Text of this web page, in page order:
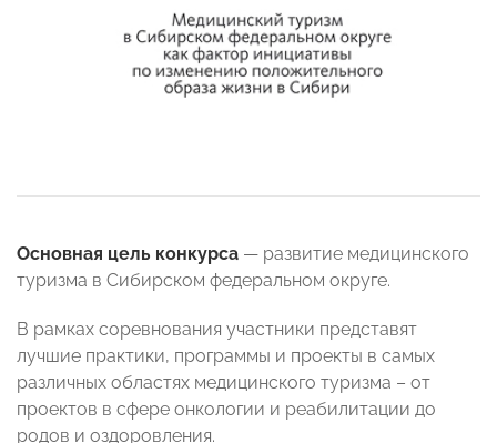
Основная цель конкурса — развитие медицинского
туризма в Сибирском федеральном округе.
В рамках соревнования участники представят
лучшие практики, программы и проекты в самых
различных областях медицинского туризма – от
проектов в сфере онкологии и реабилитации до
родов и оздоровления.